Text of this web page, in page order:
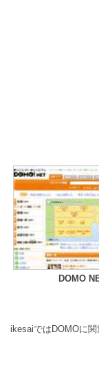
DOMO
ikesaiではDOMOに関